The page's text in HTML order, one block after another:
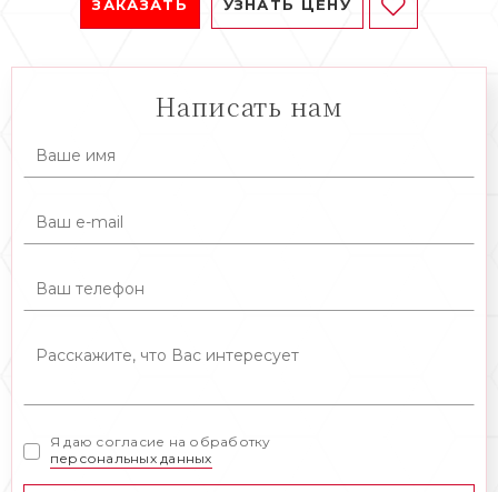
ЗАКАЗАТЬ УЗНАТЬ ЦЕНУ
Написать нам
Я даю согласие на обработку
персональных данных